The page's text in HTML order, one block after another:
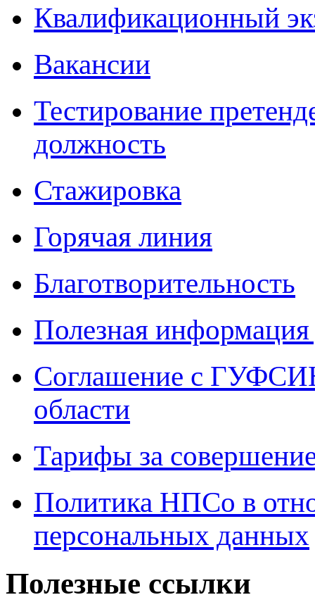
Квалификационный
Вакансии
Тестирование
должность
Стажировка
Горячая линия
Благотворительность
Полезная
Соглашение с
области
Тарифы за
Политика НПСо в
персональных данных
Полезные ссылки